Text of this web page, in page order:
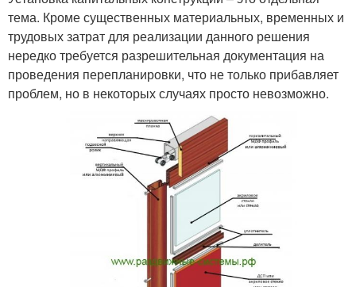
тема. Кроме существенных материальных, временных и
трудовых затрат для реализации данного решения
нередко требуется разрешительная документация на
проведения перепланировки, что не только прибавляет
проблем, но в некоторых случаях просто невозможно.